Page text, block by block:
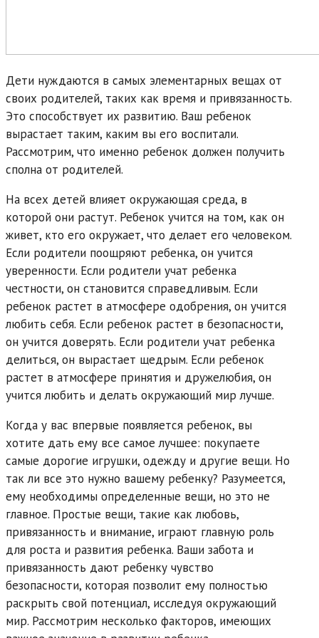
Дети нуждаются в самых элементарных вещах от
своих родителей, таких как время и привязанность.
Это способствует их развитию. Ваш ребенок
вырастает таким, каким вы его воспитали.
Рассмотрим, что именно ребенок должен получить
сполна от родителей.
На всех детей влияет окружающая среда, в
которой они растут. Ребенок учится на том, как он
живет, кто его окружает, что делает его человеком.
Если родители поощряют ребенка, он учится
уверенности. Если родители учат ребенка
честности, он становится справедливым. Если
ребенок растет в атмосфере одобрения, он учится
любить себя. Если ребенок растет в безопасности,
он учится доверять. Если родители учат ребенка
делиться, он вырастает щедрым. Если ребенок
растет в атмосфере принятия и дружелюбия, он
учится любить и делать окружающий мир лучше.
Когда у вас впервые появляется ребенок, вы
хотите дать ему все самое лучшее: покупаете
самые дорогие игрушки, одежду и другие вещи. Но
так ли все это нужно вашему ребенку? Разумеется,
ему необходимы определенные вещи, но это не
главное. Простые вещи, такие как любовь,
привязанность и внимание, играют главную роль
для роста и развития ребенка. Ваши забота и
привязанность дают ребенку чувство
безопасности, которая позволит ему полностью
раскрыть свой потенциал, исследуя окружающий
мир. Рассмотрим несколько факторов, имеющих